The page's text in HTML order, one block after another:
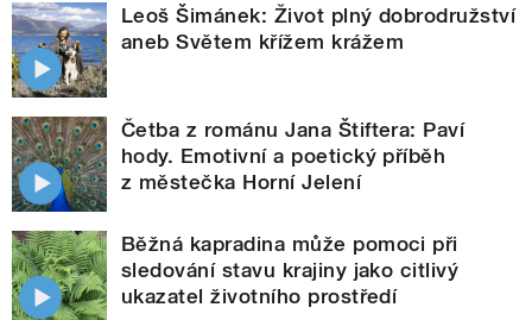
Leoš Šimánek: Život plný dobrodružství
aneb Světem křížem krážem
Četba z románu Jana Štiftera: Paví
hody. Emotivní a poetický příběh
z městečka Horní Jelení
Běžná kapradina může pomoci při
sledování stavu krajiny jako citlivý
ukazatel životního prostředí